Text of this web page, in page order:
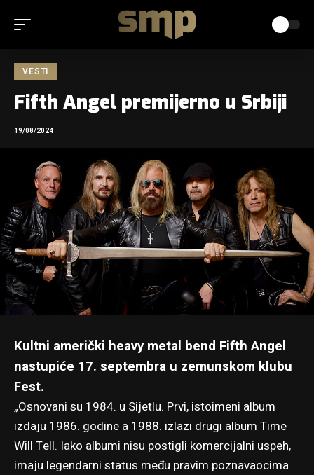
VESTI
Fifth Angel premijerno u Srbiji
19/08/2024
Kultni američki heavy metal bend Fifth Angel
nastupiće 17. septembra u zemunskom klubu
Fest.
„Osnovani su 1984. u Sijetlu. Prvi, istoimeni album
izdaju 1986. godine a 1988. izlazi drugi album Time
Will Tell. Iako albumi nisu postigli komercijalni uspeh,
imaju legendarni status među pravim poznavaocima